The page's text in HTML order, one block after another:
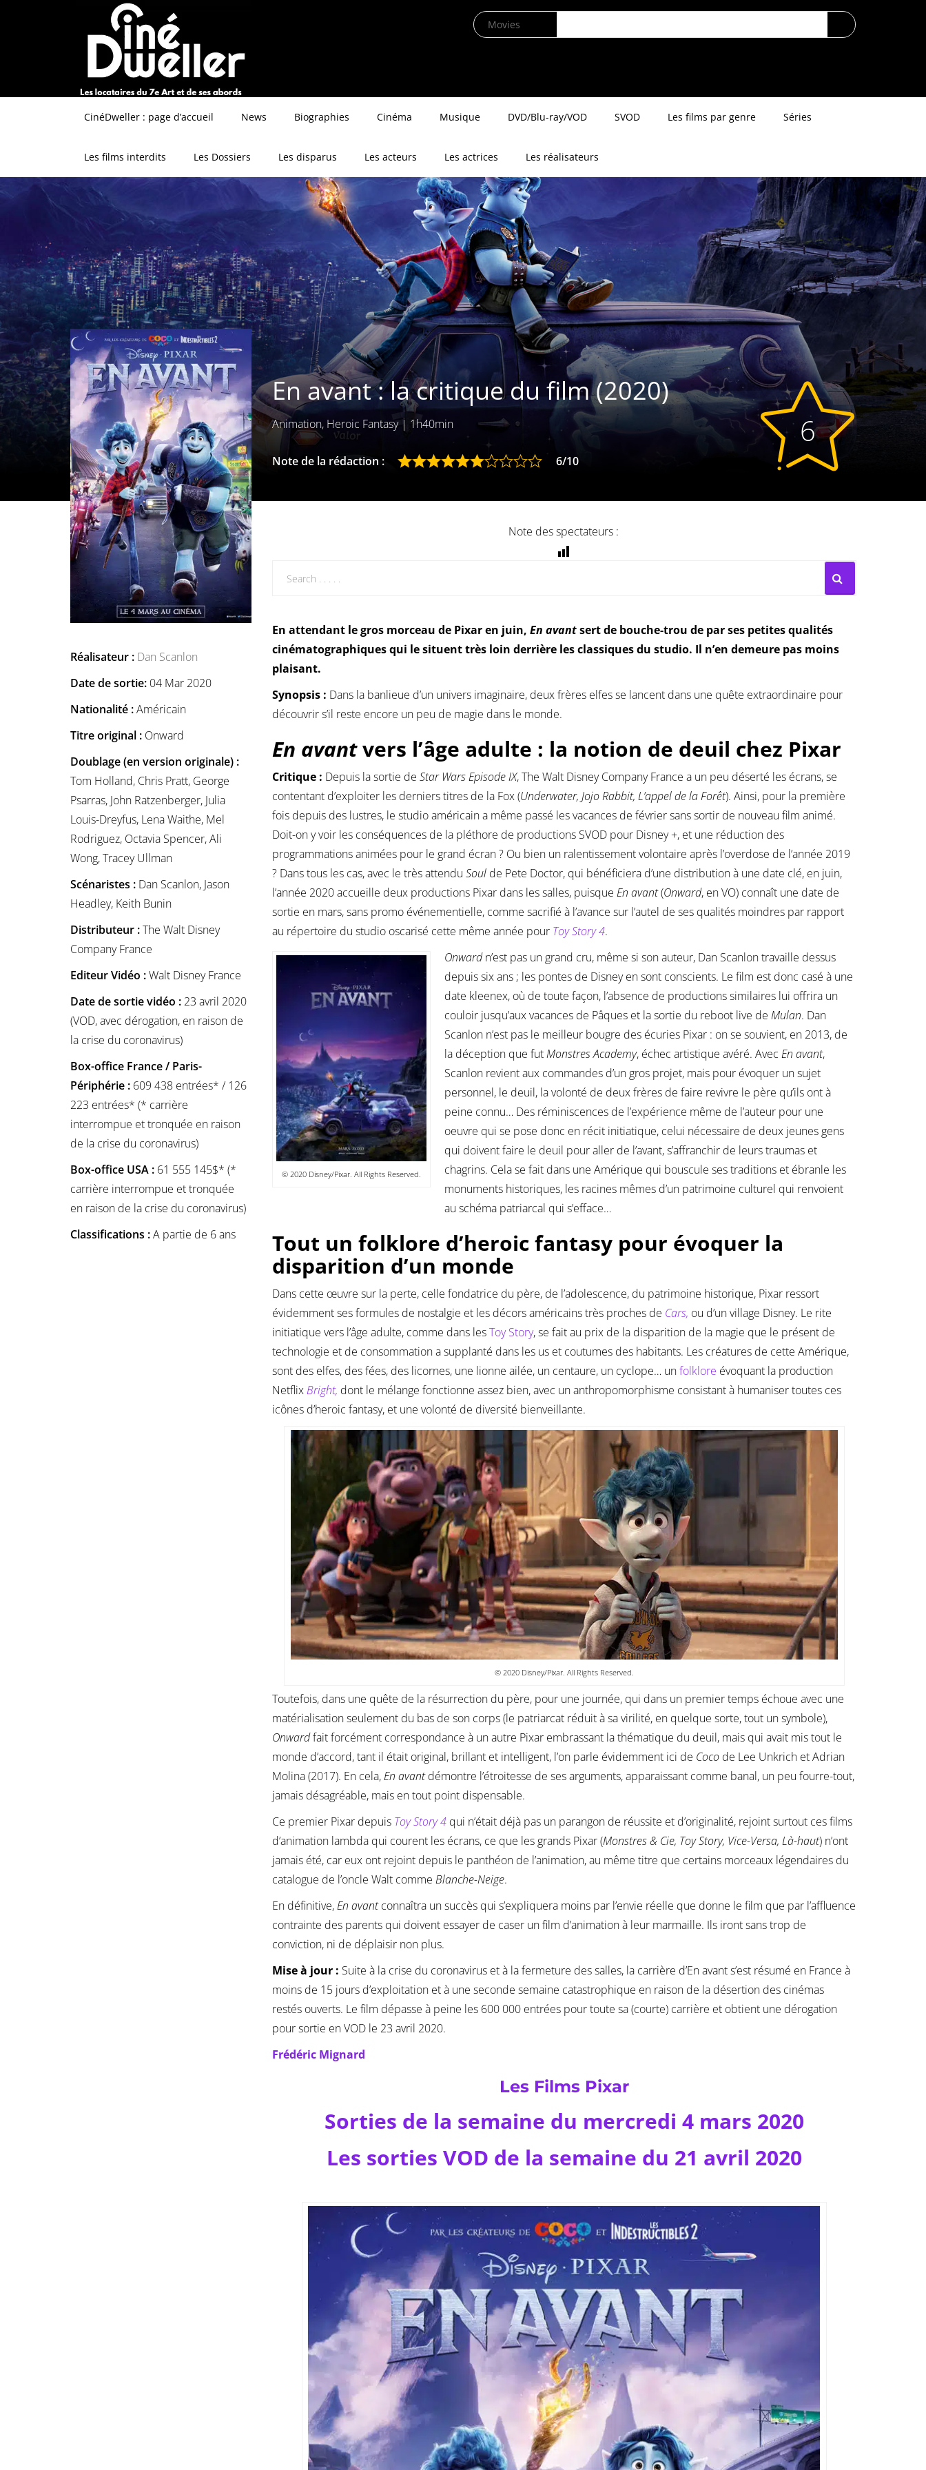
CinéDweller : page d’accueil News Biographies Cinéma Musique DVD/Blu-ray/VOD SVOD Les films par genre Séries
Les films interdits Les Dossiers Les disparus Les acteurs Les actrices Les réalisateurs
En avant : la critique du film (2020)
Animation, Heroic Fantasy| 1h40min
Note de la rédaction : 6/10
6
Réalisateur : Dan Scanlon
Date de sortie: 04 Mar 2020
Nationalité :Américain
Titre original : Onward
Doublage (en version originale) :
Tom Holland, Chris Pratt, George
Psarras, John Ratzenberger, Julia
Louis-Dreyfus, Lena Waithe, Mel
Rodriguez, Octavia Spencer, Ali
Wong, Tracey Ullman
Scénaristes : Dan Scanlon, Jason
Headley, Keith Bunin
Distributeur :The Walt Disney
Company France
Editeur Vidéo :Walt Disney France
Date de sortie vidéo : 23 avril 2020
(VOD, avec dérogation, en raison de
la crise du coronavirus)
Box-office France / Paris-
Périphérie : 609 438 entrées* / 126
223 entrées* (* carrière
interrompue et tronquée en raison
de la crise du coronavirus)
Box-office USA : 61 555 145$* (*
carrière interrompue et tronquée
en raison de la crise du coronavirus)
Classifications :A partie de 6 ans
Note des spectateurs :
En attendant le gros morceau de Pixar en juin, En avantsert de bouche-trou de par ses petites qualités
cinématographiques qui le situent très loin derrière les classiques du studio. Il n’en demeure pas moins
plaisant.
Synopsis : Dans la banlieue d’un univers imaginaire, deux frères elfes se lancent dans une quête extraordinaire pour
découvrir s’il reste encore un peu de magie dans le monde.
En avantvers l’âge adulte : la notion de deuil chez Pixar
Critique : Depuis la sortie de Star Wars Episode IX, The Walt Disney Company France a un peu déserté les écrans, se
contentant d’exploiter les derniers titres de la Fox (Underwater, Jojo Rabbit, L’appel de la Forêt). Ainsi, pour la première
fois depuis des lustres, le studio américain a même passé les vacances de février sans sortir de nouveau film animé.
Doit-on y voir les conséquences de la pléthore de productions SVOD pour Disney +, et une réduction des
programmations animées pour le grand écran ? Ou bien un ralentissement volontaire après l’overdose de l’année 2019
? Dans tous les cas, avec le très attendu Soul de Pete Doctor, qui bénéficiera d’une distribution à une date clé, en juin,
l’année 2020 accueille deux productions Pixar dans les salles, puisque En avant(Onward, en VO) connaît une date de
sortie en mars, sans promo événementielle, comme sacrifié à l’avance sur l’autel de ses qualités moindres par rapport
au répertoire du studio oscarisé cette même année pour Toy Story 4.
© 2020 Disney/Pixar. All Rights Reserved.
Onwardn’est pas un grand cru, même si son auteur, Dan Scanlon travaille dessus
depuis six ans ; les pontes de Disney en sont conscients. Le film est donc casé à une
date kleenex, où de toute façon, l’absence de productions similaires lui offrira un
couloir jusqu’aux vacances de Pâques et la sortie du reboot live de Mulan. Dan
Scanlon n’est pas le meilleur bougre des écuries Pixar : on se souvient, en 2013, de
la déception que futMonstres Academy, échec artistique avéré. Avec En avant,
Scanlon revient aux commandes d’un gros projet, mais pour évoquer un sujet
personnel, le deuil, la volonté de deux frères de faire revivre le père qu’ils ont à
peine connu… Des réminiscences de l’expérience même de l’auteur pour une
oeuvre qui se pose donc en récit initiatique, celui nécessaire de deux jeunes gens
qui doivent faire le deuil pour aller de l’avant, s’affranchir de leurs traumas et
chagrins. Cela se fait dans une Amérique qui bouscule ses traditions et ébranle les
monuments historiques, les racines mêmes d’un patrimoine culturel qui renvoient
au schéma patriarcal qui s’efface…
Tout un folklore d’heroic fantasy pour évoquer la
disparition d’un monde
Dans cette œuvre sur la perte, celle fondatrice du père, de l’adolescence, du patrimoine historique, Pixar ressort
évidemment ses formules de nostalgie et les décors américains très proches de Cars, ou d’un village Disney. Le rite
initiatique vers l’âge adulte, comme dans lesToy Story, se fait au prix de la disparition de la magie que le présent de
technologie et de consommation a supplanté dans les us et coutumes des habitants. Les créatures de cette Amérique,
sont des elfes, des fées, des licornes, une lionne ailée, un centaure, un cyclope… unfolklore évoquant la production
NetflixBright, dont le mélange fonctionne assez bien, avec un anthropomorphisme consistant à humaniser toutes ces
icônes d’heroic fantasy, et une volonté de diversité bienveillante.
© 2020 Disney/Pixar. All Rights Reserved.
Toutefois, dans une quête de la résurrection du père, pour une journée, qui dans un premier temps échoue avec une
matérialisation seulement du bas de son corps (le patriarcat réduit à sa virilité, en quelque sorte, tout un symbole),
Onwardfait forcément correspondance à un autre Pixar embrassant la thématique du deuil, mais qui avait mis tout le
monde d’accord, tant il était original, brillant et intelligent, l’on parle évidemment ici de Coco de Lee Unkrich et Adrian
Molina (2017). En cela,En avantdémontre l’étroitesse de ses arguments, apparaissant comme banal, un peu fourre-tout,
jamais désagréable, mais en tout point dispensable.
Ce premier Pixar depuis Toy Story 4 qui n’était déjà pas un parangon de réussite et d’originalité, rejoint surtout ces films
d’animation lambda qui courent les écrans, ce que les grands Pixar (Monstres & Cie, Toy Story, Vice-Versa, Là-haut) n’ont
jamais été, car eux ont rejoint depuis le panthéon de l’animation, au même titre que certains morceaux légendaires du
catalogue de l’oncle Walt comme Blanche-Neige.
En définitive,En avantconnaîtra un succès qui s’expliquera moins par l’envie réelle que donne le film que par l’affluence
contrainte des parents qui doivent essayer de caser un film d’animation à leur marmaille. Ils iront sans trop de
conviction, ni de déplaisir non plus.
Mise à jour : Suite à la crise du coronavirus et à la fermeture des salles, la carrière d’En avant s’est résumé en France à
moins de 15 jours d’exploitation et à une seconde semaine catastrophique en raison de la désertion des cinémas
restés ouverts. Le film dépasse à peine les 600 000 entrées pour toute sa (courte) carrière et obtient une dérogation
pour sortie en VOD le 23 avril 2020.
Frédéric Mignard
Les Films Pixar
Sorties de la semaine du mercredi 4 mars 2020
Les sorties VOD de la semaine du 21 avril 2020